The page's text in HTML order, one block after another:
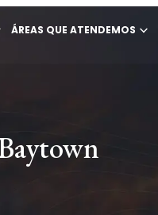
ÁREAS QUE ATENDEMOS